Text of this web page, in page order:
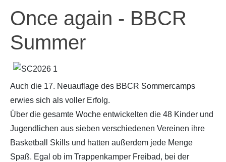
Once again - BBCR
Summer
Auch die 17. Neuauflage des BBCR Sommercamps
erwies sich als voller Erfolg.
Über die gesamte Woche entwickelten die 48 Kinder und
Jugendlichen aus sieben verschiedenen Vereinen ihre
Basketball Skills und hatten außerdem jede Menge
Spaß. Egal ob im Trappenkamper Freibad, bei der